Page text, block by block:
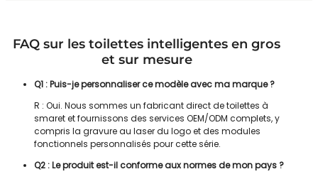
FAQ sur les toilettes intelligentes en gros
et sur mesure
Q1 : Puis-je personnaliser ce modèle avec ma marque ?
R : Oui. Nous sommes un fabricant direct de toilettes à
smaret et fournissons des services OEM/ODM complets, y
compris la gravure au laser du logo et des modules
fonctionnels personnalisés pour cette série.
Q2 : Le produit est-il conforme aux normes de mon pays ?